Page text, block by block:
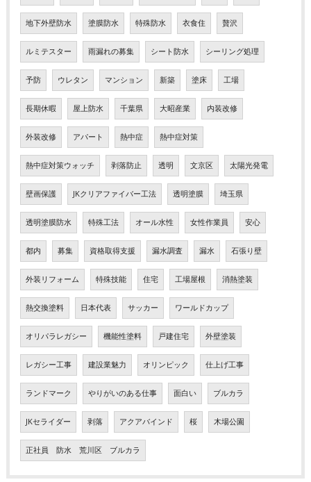
地下外壁防水 塗膜防水 特殊防水 衣食住 贅沢
ルミテスター 雨漏れの募集 シート防水 シーリング処理
予防 ウレタン マンション 新築 塗床 工場
長期休暇 屋上防水 千葉県 大昭産業 内装改修
外装改修 アパート 熱中症 熱中症対策
熱中症対策ウォッチ 剥落防止 透明 文京区 太陽光発電
壁画保護 JKクリアファイバー工法 透明塗膜 埼玉県
透明塗膜防水 特殊工法 オール水性 女性作業員 安心
都内 募集 資格取得支援 漏水調査 漏水 石張り壁
外装リフォーム 特殊技能 住宅 工場屋根 消熱塗装
熱交換塗料 日本代表 サッカー ワールドカップ
オリパラレガシー 機能性塗料 戸建住宅 外壁塗装
レガシー工事 建設業魅力 オリンピック 仕上げ工事
ランドマーク やりがいのある仕事 面白い ブルカラ
JKセライダー 剥落 アクアバインド 桜 木場公園
正社員 防水 荒川区 ブルカラ